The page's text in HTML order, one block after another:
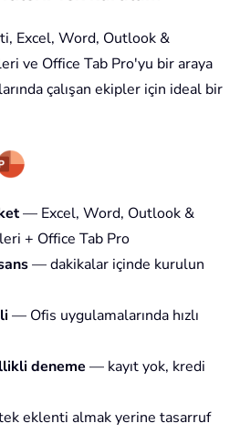
Excel, Word, Outlook &
ve Office Tab Pro'yu bir araya
çalışan ekipler için ideal bir
— Excel, Word, Outlook &
+ Office Tab Pro
— dakikalar içinde kurulun
— Ofis uygulamalarında hızlı
deneme — kayıt yok, kredi
eklenti almak yerine tasarruf